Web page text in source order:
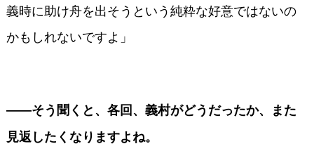
義時に助け舟を出そうという純粋な好意ではないの
かもしれないですよ」
――そう聞くと、各回、義村がどうだったか、また
見返したくなりますよね。